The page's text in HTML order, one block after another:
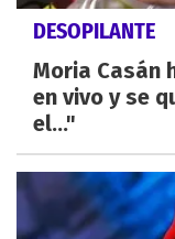
DESOPILANTE
Moria Casán
en vivo y se
el..."